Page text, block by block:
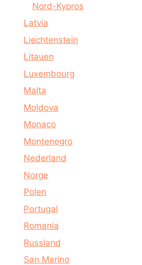
Nord-Kypros
Latvia
Liechtenstein
Litauen
Luxembourg
Malta
Moldova
Monaco
Montenegro
Nederland
Norge
Polen
Portugal
Romania
Russland
San Marino